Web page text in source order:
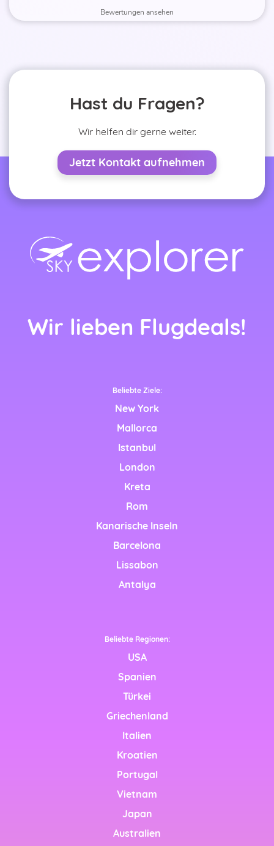
Bewertungen ansehen
Hast du Fragen?
Wir helfen dir gerne weiter.
Jetzt Kontakt aufnehmen
Wir lieben Flugdeals!
Beliebte Ziele:
New York
Mallorca
Istanbul
London
Kreta
Rom
Kanarische Inseln
Barcelona
Lissabon
Antalya
Beliebte Regionen:
USA
Spanien
Türkei
Griechenland
Italien
Kroatien
Portugal
Vietnam
Japan
Australien